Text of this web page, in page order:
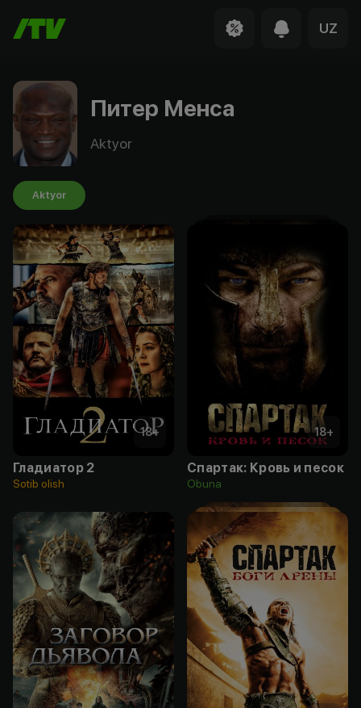
UZ
Питер Менса
Aktyor
Aktyor
18+
Гладиатор 2
Sotib olish
18+
Спартак: Кровь и песок
Obuna